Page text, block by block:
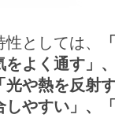
としては、
をよく通す」
や熱を反射
しやすい」、